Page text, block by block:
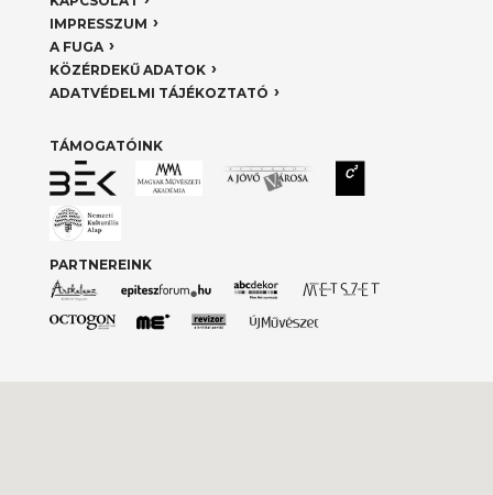
IMPRESSZUM
A FUGA
KÖZÉRDEKŰ ADATOK
ADATVÉDELMI TÁJÉKOZTATÓ
TÁMOGATÓINK
PARTNEREINK